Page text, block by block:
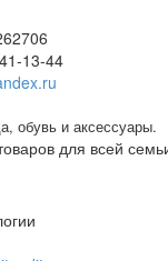
13-44
обувь и аксессуары.
для всей